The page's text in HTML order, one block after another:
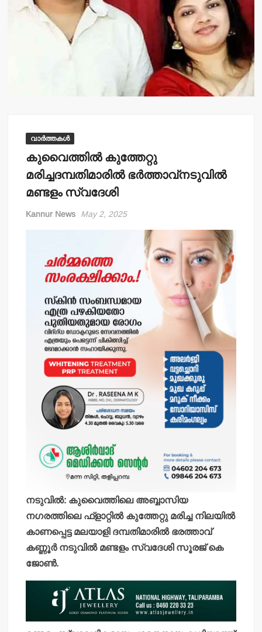
വാർത്തകൾ
കുവൈത്തിൽ കുത്തേറ്റു
മരിച്ചദമ്പതിമാരിൽ ഭർത്താവ്നടുവിൽ
മണ്ടളം സ്വദേശി
Kannur News May 2, 2025
നടുവിൽ: കുവൈത്തിലെ അബ്ബാസിയ
നഗരത്തിലെ ഫ്ളാറ്റിൽ കുത്തേറ്റു മരിച്ച നിലയിൽ
കാണപ്പെട്ട മലയാളി ദമ്പതിമാരിൽ ഭരത്താവ്
കണ്ണൂർ നടുവിൽ മണ്ടളം സ്വദേശി സൂരജ് കെ
ജോൺ.